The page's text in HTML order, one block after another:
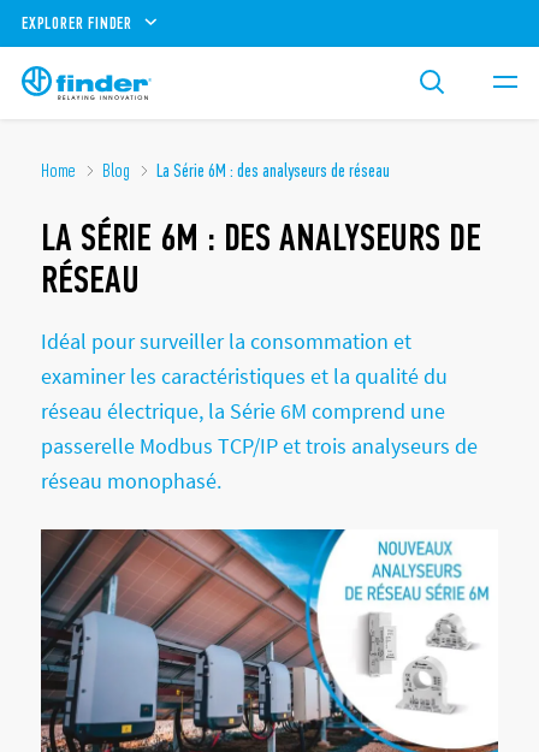
EXPLORER FINDER
Home Blog La Série 6M : des analyseurs de réseau
LA SÉRIE 6M : DES ANALYSEURS DE
RÉSEAU
Idéal pour surveiller la consommation et
examiner les caractéristiques et la qualité du
réseau électrique, la Série 6M comprend une
passerelle Modbus TCP/IP et trois analyseurs de
réseau monophasé.